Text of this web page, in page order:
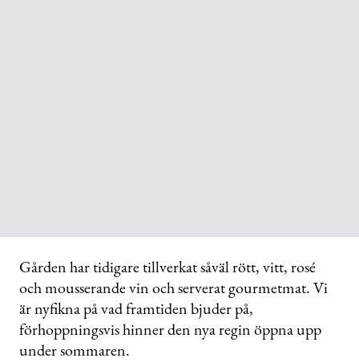
Gården har tidigare tillverkat såväl rött, vitt, rosé
och mousserande vin och serverat gourmetmat. Vi
är nyfikna på vad framtiden bjuder på,
förhoppningsvis hinner den nya regin öppna upp
under sommaren.